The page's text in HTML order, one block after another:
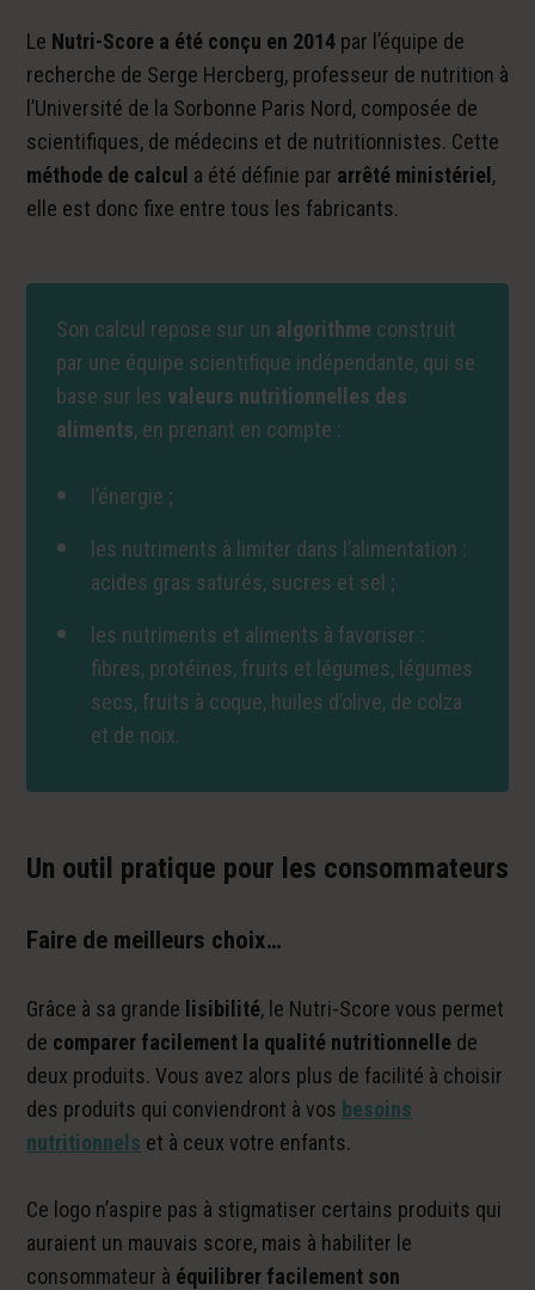
Le Nutri-Score a été conçu en 2014 par l’équipe de
recherche de Serge Hercberg, professeur de nutrition à
l’Université de la Sorbonne Paris Nord, composée de
scientifiques, de médecins et de nutritionnistes. Cette
méthode de calcul a été définie par arrêté ministériel ,
elle est donc fixe entre tous les fabricants.
Son calcul repose sur un algorithme construit
par une équipe scientifique indépendante, qui se
base sur les valeurs nutritionnelles des
aliments, en prenant en compte :
l’énergie ;
les nutriments à limiter dans l’alimentation :
acides gras saturés, sucres et sel ;
les nutriments et aliments à favoriser :
fibres, protéines, fruits et légumes, légumes
secs, fruits à coque, huiles d’olive, de colza
et de noix.
Un outil pratique pour les consommateurs
Faire de meilleurs choix…
Grâce à sa grande lisibilité, le Nutri-Score vous permet
de comparer facilement la qualité nutritionnelle de
deux produits. Vous avez alors plus de facilité à choisir
des produits qui conviendront à vos besoins
nutritionnels et à ceux votre enfants.
Ce logo n’aspire pas à stigmatiser certains produits qui
auraient un mauvais score, mais à habiliter le
consommateur à équilibrer facilement son